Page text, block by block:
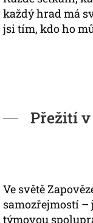
každý hrad má
jsi tím, kdo ho
Přežití
Ve světě
samozřejmostí –
týmovou